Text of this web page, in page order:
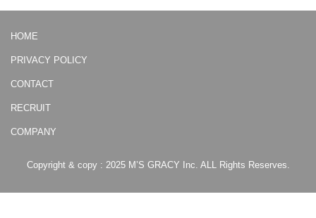
HOME
PRIVACY POLICY
CONTACT
RECRUIT
COMPANY
Copyright & copy : 2025 M’S GRACY Inc. ALL Rights Reserves.